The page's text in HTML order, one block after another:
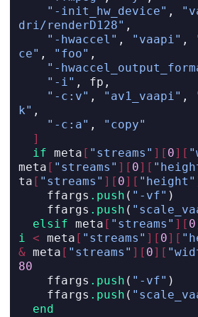
"-init_hw_device" ,
dri/renderD128" ,
"-hwaccel" , "vaapi" ,
ce" , "foo" ,
"-
"-i" , fp,
"-c:v" , "av1_vaapi" ,
k" ,
"-c:a" ,
"copy"
]
if meta [ "streams" ][ 0][
meta [ "streams" ][ 0][
ta [ "streams" ][ 0][ "height"
    ffargs
.push ( "-vf" )
    ffargs
.push (
elsif meta [ "streams" ][ 0
i < meta [ "streams" ][ 0][
& meta [ "streams" ][ 0][
80
    ffargs
.push ( "-vf" )
    ffargs
.push (
end